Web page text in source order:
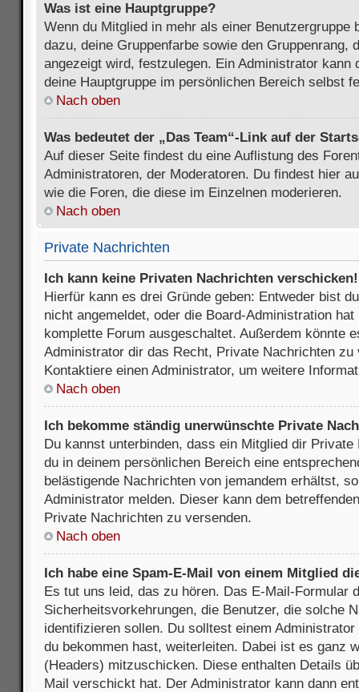
Was ist eine Hauptgruppe?
Wenn du Mitglied in mehr als einer Benutzergruppe
dazu, deine Gruppenfarbe sowie den Gruppenrang,
angezeigt wird, festzulegen. Ein Administrator kann
deine Hauptgruppe im persönlichen Bereich selbst
Nach oben
Was bedeutet der „Das Team“-Link auf der
Auf dieser Seite findest du eine Auflistung des
Administratoren, der Moderatoren. Du findest hier
wie die Foren, die diese im Einzelnen moderieren.
Nach oben
Private Nachrichten
Ich kann keine Privaten Nachrichten verschicken!
Hierfür kann es drei Gründe geben: Entweder bist
nicht angemeldet, oder die Board-Administration
komplette Forum ausgeschaltet. Außerdem könnte
Administrator dir das Recht, Private Nachrichten
Kontaktiere einen Administrator, um weitere
Nach oben
Ich bekomme ständig unerwünschte Private
Du kannst unterbinden, dass ein Mitglied dir
du in deinem persönlichen Bereich eine
belästigende Nachrichten von jemandem erhältst,
Administrator melden. Dieser kann dem
Private Nachrichten zu versenden.
Nach oben
Ich habe eine Spam-E-Mail von einem Mitglied
Es tut uns leid, das zu hören. Das E-Mail-Formular
Sicherheitsvorkehrungen, die Benutzer, die solche
identifizieren sollen. Du solltest einem
du bekommen hast, weiterleiten. Dabei ist es ganz
(Headers) mitzuschicken. Diese enthalten Details
Mail verschickt hat. Der Administrator kann dann